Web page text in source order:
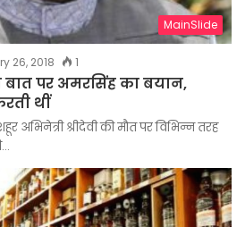
MainSlide
26, 2018 1
बात पर अमरसिंह का बयान,
थीं
अभिनेत्री श्रीदेवी की मौत पर विभिन्न तरह